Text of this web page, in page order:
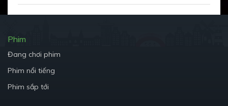
Phim
Đang chơi phim
Phim nổi tiếng
Phim sắp tới